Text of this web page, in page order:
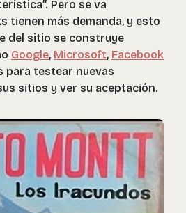
Pero se va
tienen más demanda, y esto
del sitio se construye
Google, Microsoft, Facebook
para testear nuevas
sitios y ver su aceptación.